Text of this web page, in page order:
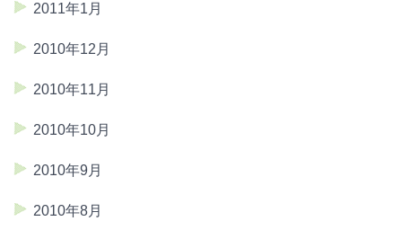
2011年1月
2010年12月
2010年11月
2010年10月
2010年9月
2010年8月